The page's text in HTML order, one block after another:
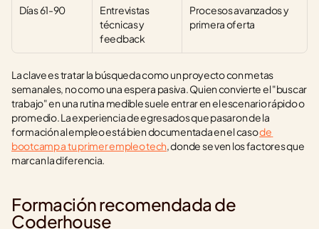
Días 61-90
Entrevistas
técnicas y
feedback
Procesos avanzados y
primera oferta
La clave es tratar la búsqueda como un proyecto con metas
semanales, no como una espera pasiva. Quien convierte el "buscar
trabajo" en una rutina medible suele entrar en el escenario rápido o
promedio. La experiencia de egresados que pasaron de la
formación al empleo está bien documentada en el caso de
bootcamp a tu primer empleo tech, donde se ven los factores que
marcan la diferencia.
Formación recomendada de
Coderhouse